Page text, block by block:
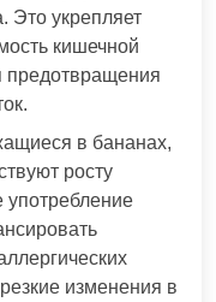
Это укрепляет
кишечной
предотвращения
в бананах,
росту
употребление
изменения в